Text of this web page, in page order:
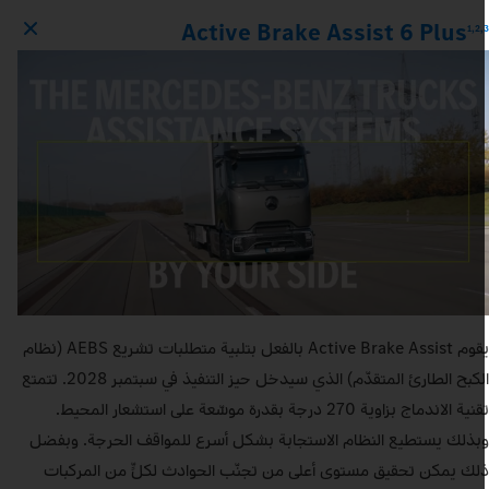
Active Brake Assist 6 Plus
يقوم Active Brake Assist بالفعل بتلبية متطلبات تشريع AEBS (نظام
الكبح الطارئ المتقدّم) الذي سيدخل حيز التنفيذ في سبتمبر 2028. تتمتع
تقنية الاندماج بزاوية 270 درجة بقدرة موسّعة على استشعار المحيط.
يستطيع النظام الاستجابة بشكل أسرع للمواقف الحرجة. وبفضل
يمكن تحقيق مستوى أعلى من تجنّب الحوادث لكلٍّ من المركبات